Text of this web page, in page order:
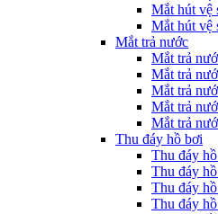
Mắt hút vệ
Mắt hút vệ
Mắt trả nước
Mắt trả
Mắt trả
Mắt trả
Mắt trả
Mắt trả
Thu đáy hồ bơi
Thu đáy
Thu đáy
Thu đáy
Thu đáy